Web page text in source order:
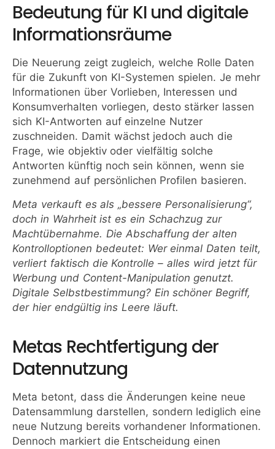
Bedeutung für KI und digitale
Informationsräume
Die Neuerung zeigt zugleich, welche Rolle Daten
für die Zukunft von KI-Systemen spielen. Je mehr
Informationen über Vorlieben, Interessen und
Konsumverhalten vorliegen, desto stärker lassen
sich KI-Antworten auf einzelne Nutzer
zuschneiden. Damit wächst jedoch auch die
Frage, wie objektiv oder vielfältig solche
Antworten künftig noch sein können, wenn sie
zunehmend auf persönlichen Profilen basieren.
Meta verkauft es als „bessere Personalisierung“,
doch in Wahrheit ist es ein Schachzug zur
Machtübernahme. Die Abschaffung der alten
Kontrolloptionen bedeutet: Wer einmal Daten teilt,
verliert faktisch die Kontrolle – alles wird jetzt für
Werbung und Content-Manipulation genutzt.
Digitale Selbstbestimmung? Ein schöner Begriff,
der hier endgültig ins Leere läuft.
Metas Rechtfertigung der
Datennutzung
Meta betont, dass die Änderungen keine neue
Datensammlung darstellen, sondern lediglich eine
neue Nutzung bereits vorhandener Informationen.
Dennoch markiert die Entscheidung einen